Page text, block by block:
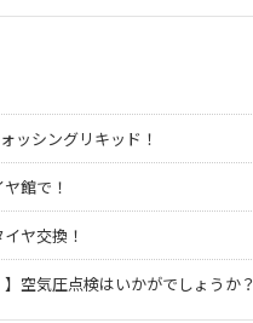
ッシングリキッド！
館で！
ヤ交換！
】空気圧点検はいかがでしょうか？